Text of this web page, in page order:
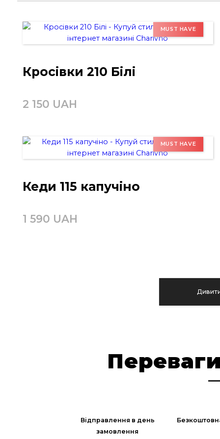
Кросівки 210 Білі
2 150 UAH
Кеди 115 капучіно
1 590 UAH
Відправлення в день
замовлення